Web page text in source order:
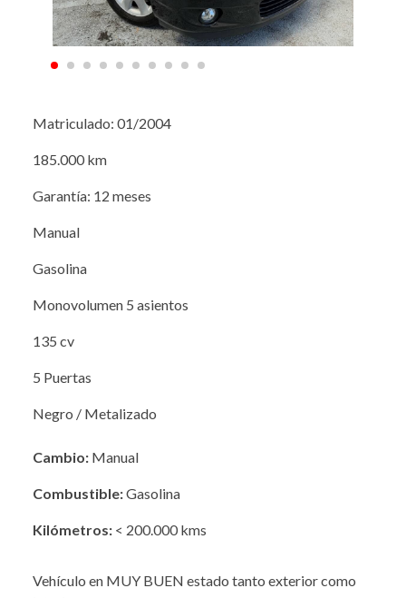
Matriculado: 01/2004
185.000 km
Garantía: 12 meses
Manual
Gasolina
Monovolumen 5 asientos
135 cv
5 Puertas
Negro / Metalizado
Cambio: Manual
Combustible:Gasolina
Kilómetros: < 200.000 kms
Vehículo en MUY BUEN estado tanto exterior como